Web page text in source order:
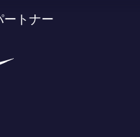
ートナー